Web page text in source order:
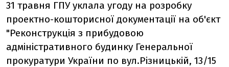
31 травня ГПУ уклала угоду на розробку
проектно-кошторисної документації на об'єкт
"Реконструкція з прибудовою
адміністративного будинку Генеральної
прокуратури України по вул.Різницькій, 13/15